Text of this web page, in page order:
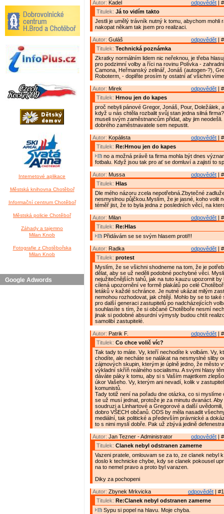
Internetové aplikace
Městská knihovna Chotěboř
Informační centrum Chotěboř
Městská policie Chotěboř
Záhady a tajemno
Milan Knob
Fotografie z Chotěbořska
Milan Knob
Google Adwords
odpovědět |
Autor: Kadel
Titulek: Já to vidím takto
Jestli je umělý trávník nutný k tomu, abychom mohli
nakopat někam tak jsem pro realizaci.
odpovědět |
Autor: Guláš
Titulek: Technická poznámka
Zkratky normálním lidem nic neřeknou, je třeba
pro podzimní volby a říci na rovinu Polívka -
Camona, Heřmanský zelinář, Jonáš (autogen-?),
Roboterm, - doplňte prosím ty ostatní ať všichni
odpovědět |
Autor: Mirek
Titulek: Hrnou jen do kapes
proč nebyli pánové Gregor, Jonáš, Pour, Doležálek,
když u nás chtěla rozbalit svůj stan jedna silná
museli svým zaměstnancům přidat, aby jim neodešli.
dobrého zaměstnavatele sem nepustit.
odpovědět |
Autor: Kopálista
Titulek: Re:Hrnou jen do kapes
no a možná právě ta firma mohla být dnes
fotbalu. Když jsou tak pro ať se domluví a zajistí to
odpovědět |
Autor: Mussa
Titulek: Hlas
Dle mého názoru zcela nepotřebná.Zbytečné
nesmyslnou půjčkou.Myslím, že je jasné, koho volit
téměř jist, že to byla jedna z posledních věcí, na
odpovědět |
Autor: Milan
Titulek: Re:Hlas
Přidávám se se svým hlasem proti!!!
odpovědět |
Autor: Radka
Titulek: protest
Myslím, že se všichni shodneme na tom, že je
dělat, aby se už neděli podobné pochybné věci.
nejužitečnějších tahů, jak na tuto kauzu upozornit
cílená upozornění ve formě plakátů po celé
letáků v každé schránce. Je nutné ukázat milým
nemohou rozhodovat, jak chtějí. Mohlo by se to také
pro další generaci zastupitelů po nadcházejících
souhlasíte s tím, že si občané Chotěboře nesmí
jinak si podobné absurdní výmysly budou chtít
samolibí zastupitelé.
odpovědět |
Autor: Patrik F.
Titulek: Co chce volič víc?
Tak tady to máte. Vy, kteří nechodíte k volbám. Vy,
chodíte, ale necháte se nalákat na nesmyslné sliby
zájmových skupin, kterým je úplně jedno, že město
výkladní skříň reálného socialismu. A svými hlasy
dáváte páky k tomu, aby si s Vaším majetkem
úkor Vašeho. Vy, kterým ani nevadí, kolik v
komunistů.
Tady totiž není na pořadu dne otázka, co si myslíme
se už musí jednat, protože je za minutu dvanáct.
soudruzi a Linhartové a Gregorové a další
dobro VŠECH občanů. ODS by měla nasadit
mediální, tak politické a především právnické a
to s nimi myslí dobře. Pak už zbývá jedině
odpovědět |
Autor: Jan Tezner - Administrator
Titulek: Clanek nebyl odstranen zamerne
Vazeni pratele, omlouvam se za to, ze clanek nebyl
doslo k technicke chybe, kdy se clanek pokousel
na to nemel pravo a proto byl varazen.
Diky za pochopeni
odpovědět |
Autor: Zbynek Mrkvicka
Titulek: Re:Clanek nebyl odstranen zamerne
Sypu si popel na hlavu. Moje chyba.